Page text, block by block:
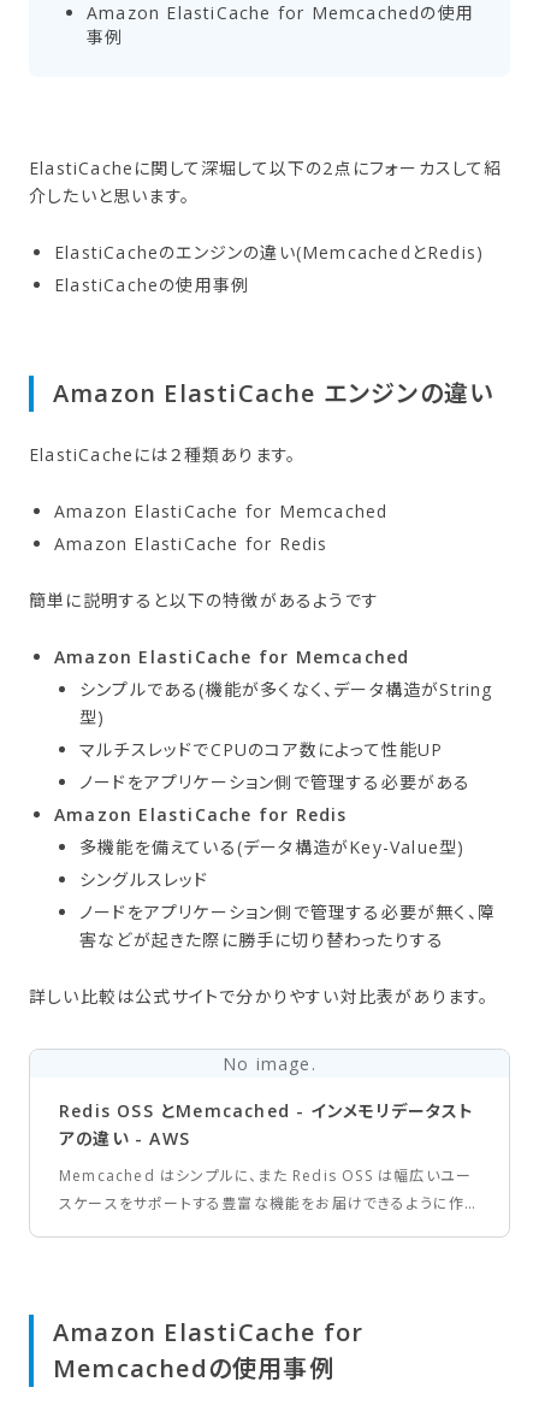
Amazon ElastiCache for Memcachedの​使用
事例
ElastiCacheに関して深堀して以下の2点にフォーカスして紹
介したいと思います。
ElastiCacheのエンジンの違い(MemcachedとRedis)
ElastiCacheの使用事例
Amazon ElastiCache エンジンの​違い
ElastiCacheには２種類あります。
Amazon ElastiCache for Memcached
Amazon ElastiCache for Redis
簡単に説明すると以下の特徴があるようです
Amazon ElastiCache for Memcached
シンプルである(機能が多くなく、データ構造がString
型)
マルチスレッドでCPUのコア数によって性能UP
ノードをアプリケーション側で管理する必要がある
Amazon ElastiCache for Redis
多機能を備えている(データ構造がKey-Value型)
シングルスレッド
ノードをアプリケーション側で管理する必要が無く、障
害などが起きた際に勝手に切り替わったりする
詳しい比較は公式サイトで分かりやすい対比表があります。
No image.
Redis OSS とMemcached - インメモリデータスト
アの違い - AWS
Memcached はシンプルに、また Redis OSS は幅広いユー
スケースをサポートする豊富な機能をお届けできるように作ら
Amazon ElastiCache for
Memcachedの​使用事例